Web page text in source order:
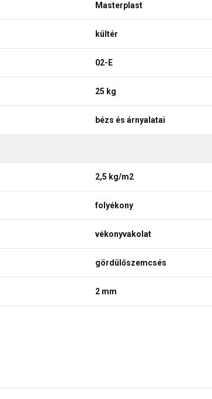
Masterplast
kültér
02-E
25 kg
bézs és árnyalatai
2,5 kg/m2
folyékony
vékonyvakolat
gördülőszemcsés
2 mm